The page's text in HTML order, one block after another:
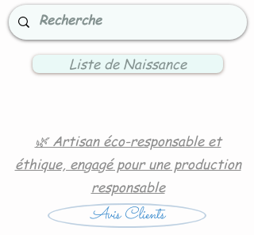
Liste de Naissance
🌿 Artisan éco-responsable et
éthique, engagé pour une production
responsable
Avis Clients